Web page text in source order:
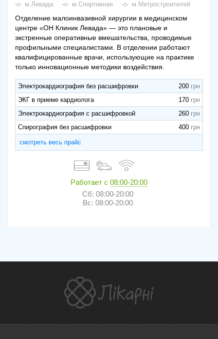
м.Левада
м.Спортивная м.Метростроителей
Отделение малоинвазивной хирургии в медицинском
центре «ОН Клиник Левада» — это плановые и
экстренные оперативные вмешательства, проводимые
профильными специалистами. В отделении работают
квалифицированные врачи, использующие на практике
только инновационные методики воздействия.
Электрокардиография без расшифровки
200
ЭКГ в приеме кардиолога
170
Электрокардиография с расшифровкой
260
Спирография без расшифровки
400
смотреть весь прайс
Работает с 08:00-20:00
Сб: 08:00-20:00
Вс: 08:00-20:00